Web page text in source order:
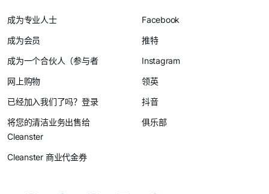
成为专业人士
成为会员
成为一个合伙人（参与者
网上购物
已经加入我们了吗？登录
将您的清洁业务出售给
Cleanster
Cleanster 商业代金券
Facebook
推特
Instagram
领英
抖音
俱乐部